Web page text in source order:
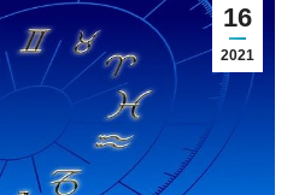
16
2021